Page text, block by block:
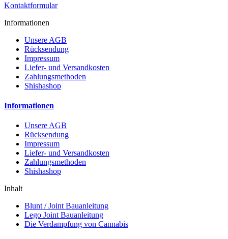
Kontaktformular
Informationen
Unsere AGB
Rücksendung
Impressum
Liefer- und Versandkosten
Zahlungsmethoden
Shishashop
Informationen
Unsere AGB
Rücksendung
Impressum
Liefer- und Versandkosten
Zahlungsmethoden
Shishashop
Inhalt
Blunt / Joint Bauanleitung
Lego Joint Bauanleitung
Die Verdampfung von Cannabis